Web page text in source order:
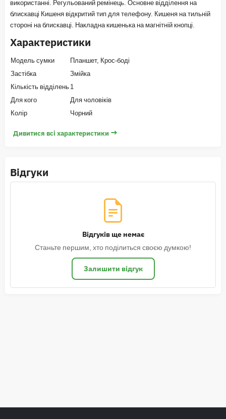
використанні. Регульований ремінець. Основне відділення на
блискавці Кишеня відкритий тип для телефону. Кишеня на тильній
стороні на блискавці. Накладна кишенька на магнітній кнопці.
Характеристики
Модель сумки
Планшет, Крос-боді
Застібка
Змійка
Кількість відділень1
Для кого
Для чоловіків
Колір
Чорний
Дивитися всі характеристики →
Відгуки
Відгуків ще немає
Станьте першим, хто поділиться своєю думкою!
Залишити відгук